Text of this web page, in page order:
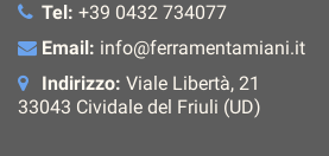
Tel: +39 0432 734077
Email: info@ferramentamiani.it
Indirizzo: Viale Libertà, 21
33043 Cividale del Friuli (UD)